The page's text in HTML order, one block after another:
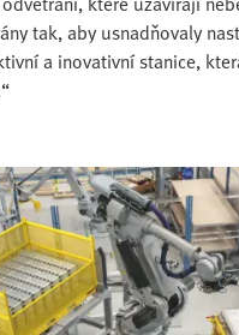
tak, aby usnadňovaly
a inovativní stanice,